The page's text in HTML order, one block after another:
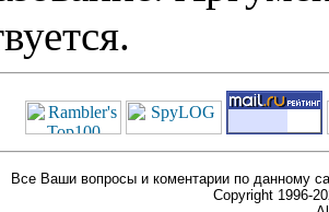
Все Ваши вопросы и коментарии по данному
Copyright 1996-